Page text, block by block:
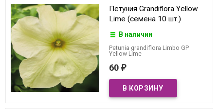
Петуния Grandiflora Yellow
Lime (семена 10 шт.)
В наличии
Petunia grandiflora Limbo GP
Yellow Lime
60 ₽